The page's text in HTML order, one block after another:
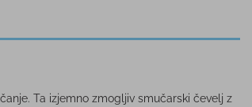
Ta izjemno zmogljiv smučarski čevelj z